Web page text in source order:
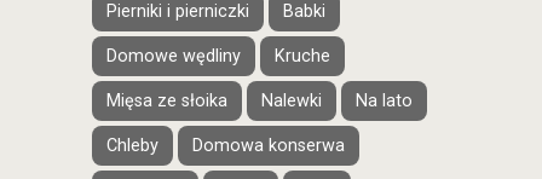
Pierniki i pierniczki Babki
Domowe wędliny Kruche
Mięsa ze słoika Nalewki Na lato
Chleby Domowa konserwa